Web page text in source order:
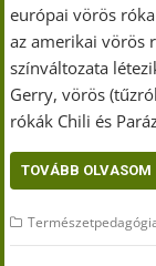
európai vörös
az amerikai vörös
színváltozata
Gerry, vörös
rókák Chili és
TOVÁBB OLVASOM